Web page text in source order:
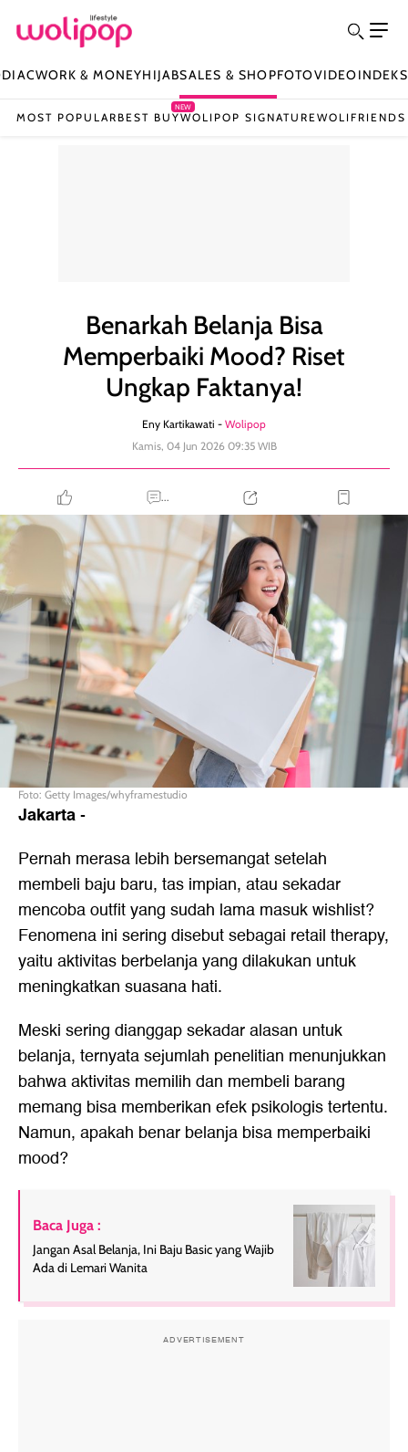
WORK & MONEYHIJABSALES & SHOPFOTOVIDEOINDEKS
MOST POPULAR BEST BUY
NEW
WOLIPOP SIGNATUREWOLIFRIENDS
Benarkah Belanja Bisa
Memperbaiki Mood? Riset
Ungkap Faktanya!
Eny Kartikawati - Wolipop
Kamis, 04 Jun 2026 09:35 WIB
...
Foto: Getty Images/whyframestudio
Jakarta-
Pernah merasa lebih bersemangat setelah
membeli baju baru, tas impian, atau sekadar
mencoba outfit yang sudah lama masuk wishlist?
Fenomena ini sering disebut sebagai retail therapy,
yaitu aktivitas berbelanja yang dilakukan untuk
meningkatkan suasana hati.
Meski sering dianggap sekadar alasan untuk
belanja, ternyata sejumlah penelitian menunjukkan
bahwa aktivitas memilih dan membeli barang
memang bisa memberikan efek psikologis tertentu.
Namun, apakah benar belanja bisa memperbaiki
mood?
Baca Juga :
Jangan Asal Belanja, Ini Baju Basic yang Wajib
Ada di Lemari Wanita
ADVERTISEMENT